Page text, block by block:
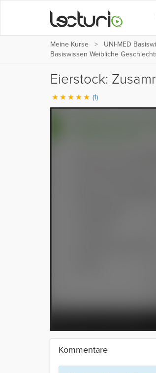
Meine Kurse UNI-MED
Basiswissen Weibliche
Eierstock:
(1)
Kommentare